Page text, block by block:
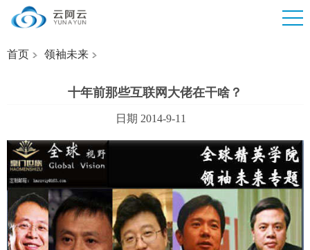
首页 领袖未来
十年前那些互联网大佬在干啥？
日期 2014-9-11